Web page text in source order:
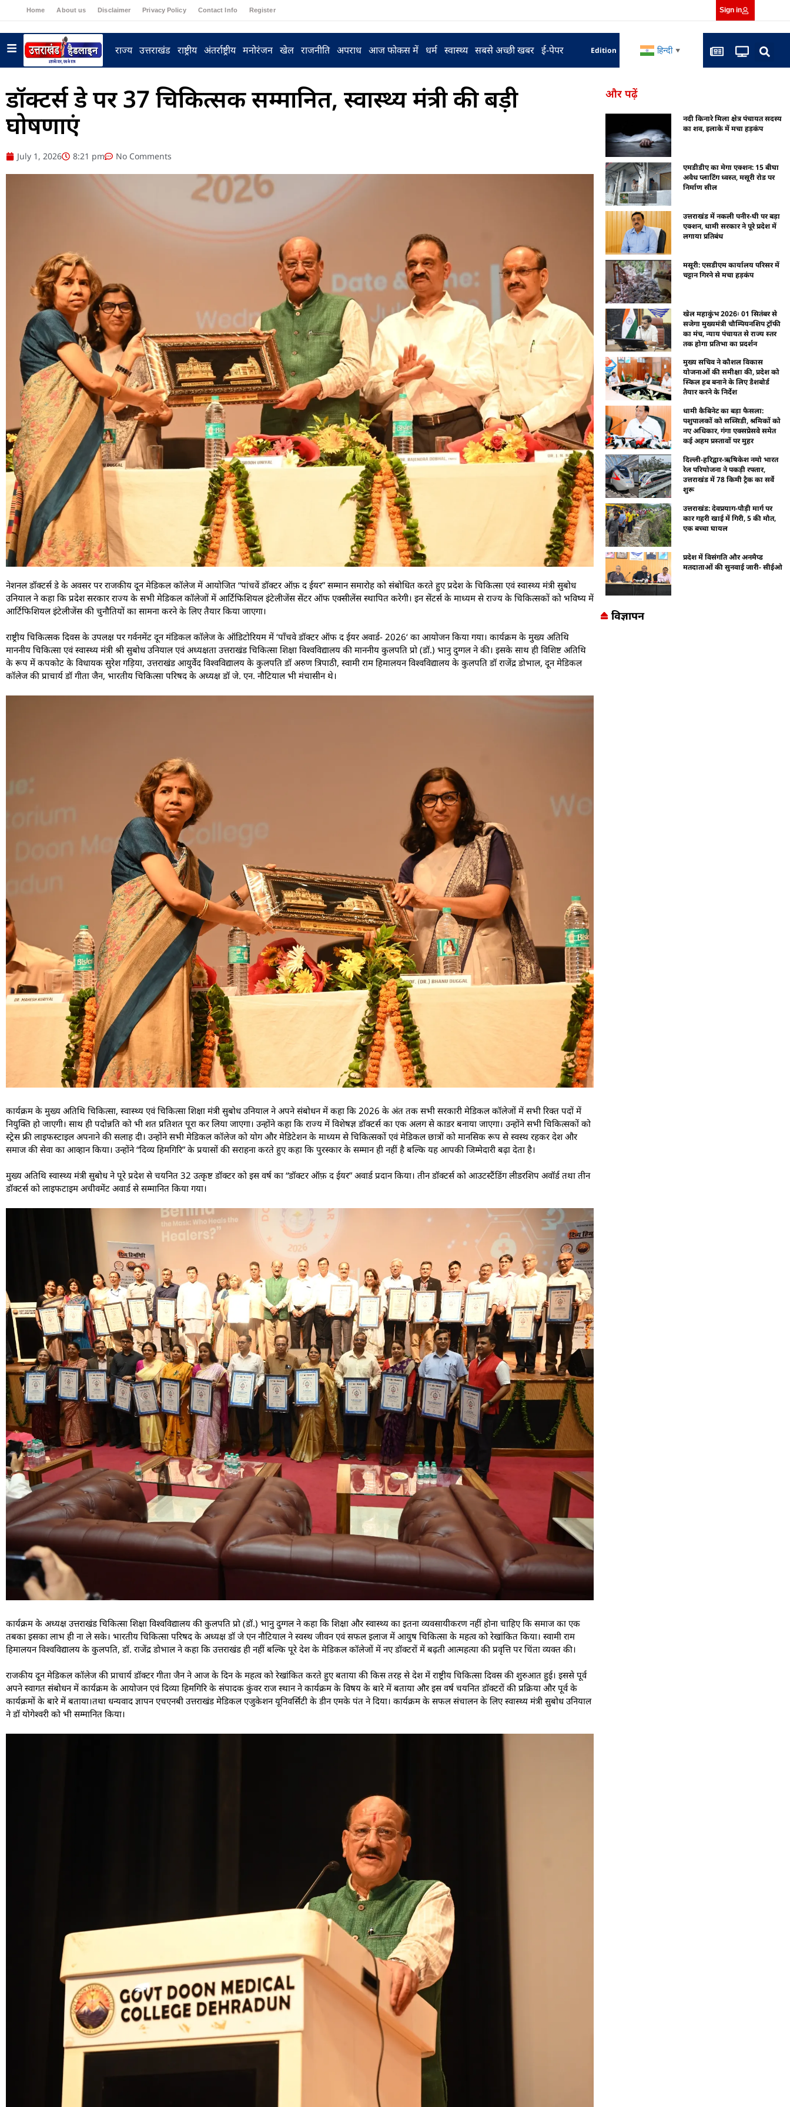
Home About us Disclaimer Privacy Policy Contact Info Register Sign in
राज्य उत्तराखंड राष्ट्रीय अंतर्राष्ट्रीय मनोरंजन खेल राजनीति अपराध आज फोकस में धर्म स्वास्थ्य सबसे अच्छी खबर ई-पेपर Edition हिन्दी ▼
डॉक्टर्स डे पर 37 चिकित्सक सम्मानित, स्वास्थ्य मंत्री की बड़ी
घोषणाएं
July 1, 2026 8:21 pm No Comments
नेशनल डॉक्टर्स डे के अवसर पर राजकीय दून मेडिकल कॉलेज में आयोजित “पांचवें डॉक्टर ऑफ़ द ईयर” सम्मान समारोह को संबोधित करते हुए प्रदेश के चिकित्सा एवं स्वास्थ्य मंत्री सुबोध
उनियाल ने कहा कि प्रदेश सरकार राज्य के सभी मेडिकल कॉलेजों में आर्टिफिशियल इंटेलीजेंस सेंटर ऑफ एक्सीलेंस स्थापित करेगी। इन सेंटर्स के माध्यम से राज्य के चिकित्सकों को भविष्य में
आर्टिफिशियल इंटेलीजेंस की चुनौतियों का सामना करने के लिए तैयार किया जाएगा।
राष्ट्रीय चिकित्सक दिवस के उपलक्ष पर गर्वनमेंट दून मंडिकल काॅलेज के ऑडिटोरियम में ‘पाँचवे डॉक्टर ऑफ द ईयर अवार्ड- 2026‘ का आयोजन किया गया। कार्यक्रम के मुख्य अतिथि
माननीय चिकित्सा एवं स्वास्थ्य मंत्री श्री सुबोध उनियाल एवं अध्यक्षता उत्तराखंड चिकित्सा शिक्षा विश्वविद्यालय की माननीय कुलपति प्रो (डॉ.) भानु दुग्गल ने की। इसके साथ ही विशिष्ट अतिथि
के रूप में कपकोट के विधायक सुरेश गड़िया, उत्तराखंड आयुर्वेद विश्वविद्यालय के कुलपति डॉ अरुण त्रिपाठी, स्वामी राम हिमालयन विश्वविद्यालय के कुलपति डॉ राजेंद्र डोभाल, दून मेडिकल
कॉलेज की प्राचार्य डॉ गीता जैन, भारतीय चिकित्सा परिषद के अध्यक्ष डॉ जे. एन. नौटियाल भी मंचासीन थे।
कार्यक्रम के मुख्य अतिथि चिकित्सा, स्वास्थ्य एवं चिकित्सा शिक्षा मंत्री सुबोध उनियाल ने अपने संबोधन में कहा कि 2026 के अंत तक सभी सरकारी मेडिकल कॉलेजों में सभी रिक्त पदों में
नियुक्ति हो जाएगी। साथ ही पदोन्नति को भी शत प्रतिशत पूरा कर लिया जाएगा। उन्होंने कहा कि राज्य में विशेषज्ञ डॉक्टर्स का एक अलग से काडर बनाया जाएगा। उन्होंने सभी चिकित्सकों को
स्ट्रेस फ्री लाइफस्टाइल अपनाने की सलाह दी। उन्होंने सभी मेडिकल कॉलेज को योग और मेडिटेशन के माध्यम से चिकित्सकों एवं मेडिकल छात्रों को मानसिक रूप से स्वस्थ रहकर देश और
समाज की सेवा का आव्हान किया। उन्होंने “दिव्य हिमगिरि” के प्रयासों की सराहना करते हुए कहा कि पुरस्कार के सम्मान ही नहीं है बल्कि यह आपकी जिम्मेदारी बढ़ा देता है।
मुख्य अतिथि स्वास्थ्य मंत्री सुबोध ने पूरे प्रदेश से चयनित 32 उत्कृष्ट डॉक्टर को इस वर्ष का “डॉक्टर ऑफ़ द ईयर” अवार्ड प्रदान किया। तीन डॉक्टर्स को आउटस्टैंडिंग लीडरशिप अवॉर्ड तथा तीन
डॉक्टर्स को लाइफटाइम अचीवमेंट अवार्ड से सम्मानित किया गया।
कार्यक्रम के अध्यक्ष उत्तराखंड चिकित्सा शिक्षा विश्वविद्यालय की कुलपति प्रो (डॉ.) भानु दुग्गल ने कहा कि शिक्षा और स्वास्थ्य का इतना व्यवसायीकरण नहीं होना चाहिए कि समाज का एक
तबका इसका लाभ ही ना ले सके। भारतीय चिकित्सा परिषद के अध्यक्ष डॉ जे एन नौटियाल ने स्वस्थ जीवन एवं सफल इलाज में आयुष चिकित्सा के महत्व को रेखांकित किया। स्वामी राम
हिमालयन विश्वविद्यालय के कुलपति, डॉ. राजेंद्र डोभाल ने कहा कि उत्तराखंड ही नहीं बल्कि पूरे देश के मेडिकल कॉलेजों में नए डॉक्टरों में बढ़ती आत्महत्या की प्रवृत्ति पर चिंता व्यक्त की।
राजकीय दून मेडिकल कॉलेज की प्राचार्य डॉक्टर गीता जैन ने आज के दिन के महत्व को रेखांकित करते हुए बताया की किस तरह से देश में राष्ट्रीय चिकित्सा दिवस की शुरुआत हुई। इससे पूर्व
अपने स्वागत संबोधन में कार्यक्रम के आयोजन एवं दिव्या हिमगिरि के संपादक कुंवर राज स्थान ने कार्यक्रम के विषय के बारे में बताया और इस वर्ष चयनित डॉक्टरों की प्रक्रिया और पूर्व के
कार्यक्रमों के बारे में बताया।तथा धन्यवाद ज्ञापन एचएनबी उत्तराखंड मेडिकल एजुकेशन यूनिवर्सिटी के डीन एमके पंत ने दिया। कार्यक्रम के सफल संचालन के लिए स्वास्थ्य मंत्री सुबोध उनियाल
ने डॉ योगेश्वरी को भी सम्मानित किया।
और पढ़ें
नदी किनारे मिला क्षेत्र पंचायत सदस्य
का शव, इलाके में मचा हड़कंप
एमडीडीए का मेगा एक्शन: 15 बीघा
अवैध प्लाटिंग ध्वस्त, मसूरी रोड पर
निर्माण सील
उत्तराखंड में नकली पनीर-घी पर बड़ा
एक्शन, धामी सरकार ने पूरे प्रदेश में
लगाया प्रतिबंध
मसूरी: एसडीएम कार्यालय परिसर में
चट्टान गिरने से मचा हड़कंप
खेल महाकुंभ 2026ः 01 सितंबर से
सजेगा मुख्यमंत्री चौम्पियनशिप ट्रॉफी
का मंच, न्याय पंचायत से राज्य स्तर
तक होगा प्रतिभा का प्रदर्शन
मुख्य सचिव ने कौशल विकास
योजनाओं की समीक्षा की, प्रदेश को
स्किल हब बनाने के लिए डैशबोर्ड
तैयार करने के निर्देश
धामी कैबिनेट का बड़ा फैसला:
पशुपालकों को सब्सिडी, श्रमिकों को
नए अधिकार, गंगा एक्सप्रेसवे समेत
कई अहम प्रस्तावों पर मुहर
दिल्ली-हरिद्वार-ऋषिकेश नमो भारत
रेल परियोजना ने पकड़ी रफ्तार,
उत्तराखंड में 78 किमी ट्रैक का सर्वे
शुरू
उत्तराखंड: देवप्रयाग-पौड़ी मार्ग पर
कार गहरी खाई में गिरी, 5 की मौत,
एक बच्चा घायल
प्रदेश में विसंगति और अनमैप्ड
मतदाताओं की सुनवाई जारी- सीईओ
विज्ञापन